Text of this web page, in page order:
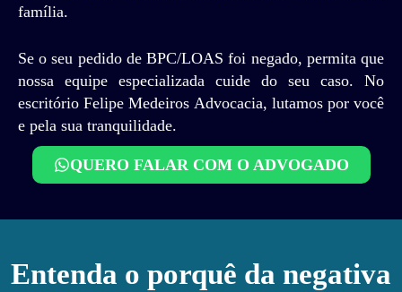
família.
Se o seu pedido de BPC/LOAS foi negado, permita que
nossa equipe especializada cuide do seu caso. No
escritório Felipe Medeiros Advocacia, lutamos por você
e pela sua tranquilidade.
QUERO FALAR COM O ADVOGADO
Entenda o porquê da negativa